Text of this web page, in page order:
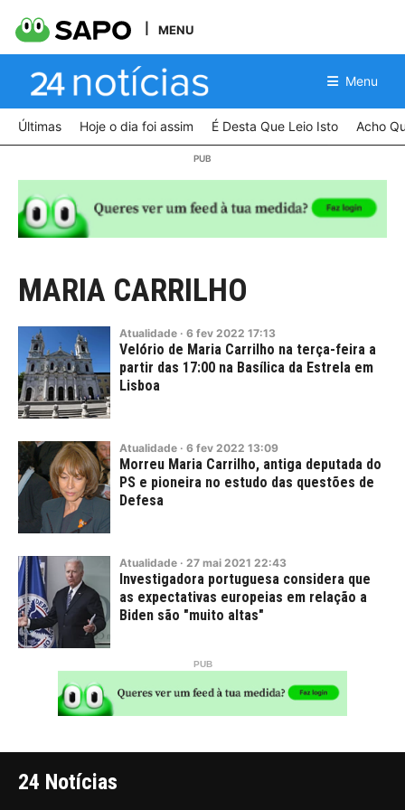
MENU
Menu
Últimas Hoje o dia foi assim É Desta Que Leio Isto Acho
MARIA CARRILHO
Atualidade · 6 fev 2022 17:13
Velório de Maria Carrilho na terça-feira a
partir das 17:00 na Basílica da Estrela em
Lisboa
Atualidade · 6 fev 2022 13:09
Morreu Maria Carrilho, antiga deputada do
PS e pioneira no estudo das questões de
Defesa
Atualidade · 27 mai 2021 22:43
Investigadora portuguesa considera que
as expectativas europeias em relação a
Biden são "muito altas"
24 Notícias